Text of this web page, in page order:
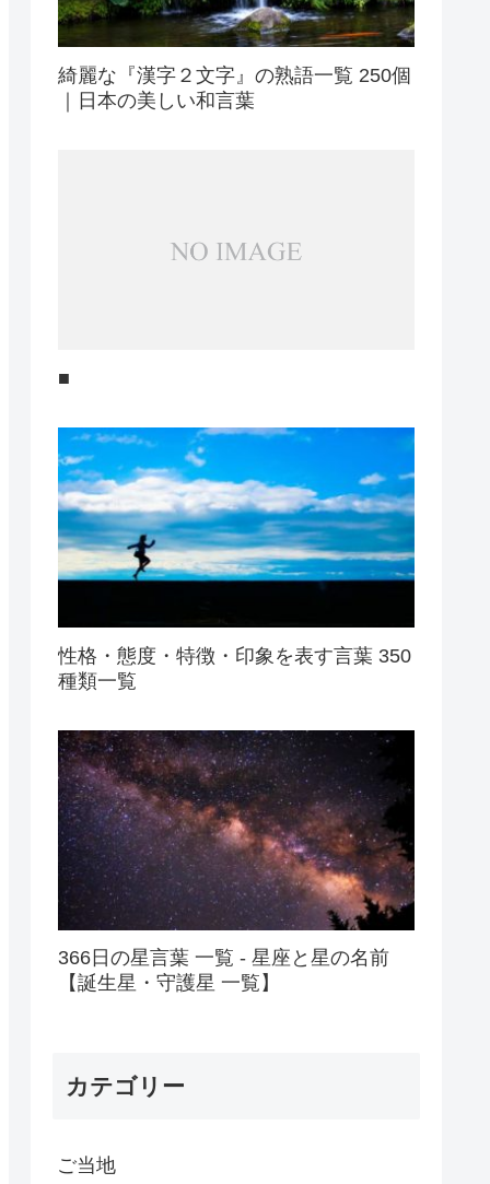
綺麗な『漢字２文字』の熟語一覧 250個
｜日本の美しい和言葉
■
性格・態度・特徴・印象を表す言葉 350
種類一覧
366日の星言葉 一覧 - 星座と星の名前
【誕生星・守護星 一覧】
カテゴリー
ご当地